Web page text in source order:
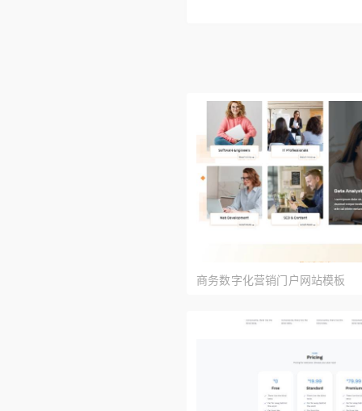
商务数字化营销门户网站模板